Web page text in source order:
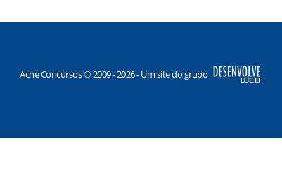
Ache Concursos © 2009 - 2026 - Um site do grupo